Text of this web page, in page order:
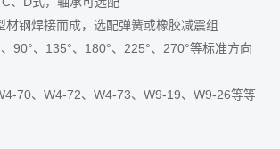
材钢焊接而成，选配弹簧或橡胶减震组
90°、135°、180°、225°、270°等标准方向
70、W4-72、W4-73、W9-19、W9-26等等